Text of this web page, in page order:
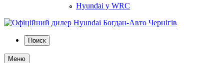
Hyundai у WRC
Поиск
Меню